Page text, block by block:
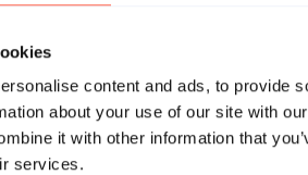
content and ads, to provide
about your use of our site with
it with other information that
services.
Sammelt Daten zum
Besucherverhalten auf
mehreren Webseiten,